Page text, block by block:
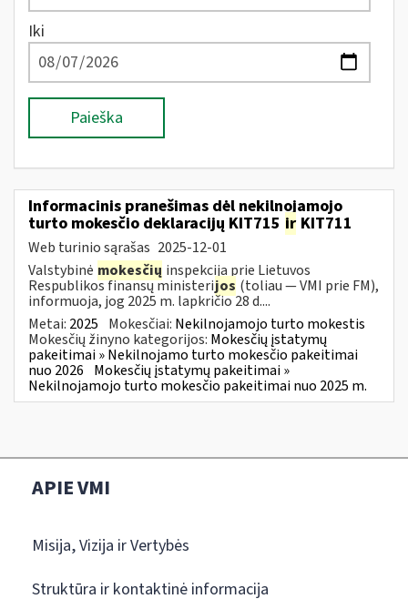
Iki
Paieška
Informacinis pranešimas dėl nekilnojamojo
turto mokesčio deklaracijų KIT715 ir KIT711
Web turinio sąrašas 2025-12-01
Valstybinė mokesčių inspekcija prie Lietuvos
Respublikos finansų ministerijos (toliau — VMI prie FM),
informuoja, jog 2025 m. lapkričio 28 d....
Metai: 2025 Mokesčiai: Nekilnojamojo turto mokestis
Mokesčių žinyno kategorijos: Mokesčių įstatymų
pakeitimai » Nekilnojamo turto mokesčio pakeitimai
nuo 2026 Mokesčių įstatymų pakeitimai »
Nekilnojamojo turto mokesčio pakeitimai nuo 2025 m.
APIE VMI
Misija, Vizija ir Vertybės
Struktūra ir kontaktinė informacija